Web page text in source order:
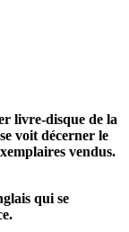
livre-disque de la
voit décerner le
vendus.
qui se